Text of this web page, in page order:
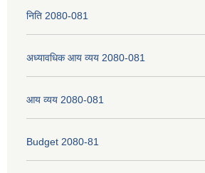
निति 2080-081
अध्यावधिक आय व्यय 2080-081
आय व्यय 2080-081
Budget 2080-81